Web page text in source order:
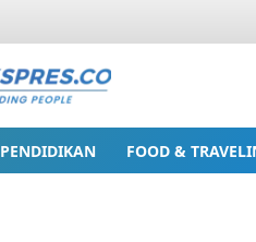
PENDIDIKAN FOOD &